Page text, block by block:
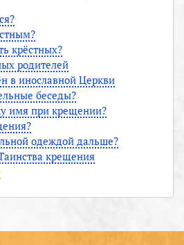
крёстных?
родителей
в инославной Церкви
беседы?
имя при крещении?
одеждой дальше?
крещения